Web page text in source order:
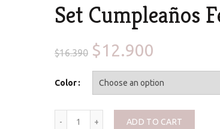
Set Cumpleaños
$16.390 $12.900
Color
ADD TO CART